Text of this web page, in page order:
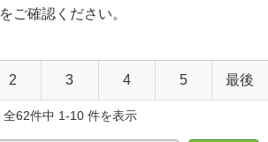
をご確認ください。
2 3 4 5 最後
全62件中 1-10 件を表示